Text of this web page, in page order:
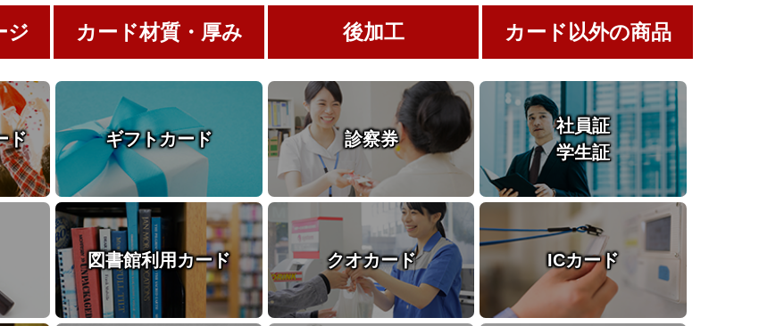
ド ギフトカード 診察券
社員証
学生証
図書館利用カード クオカード ICカード
ジ カード材質・厚み 後加工 カード以外の商品